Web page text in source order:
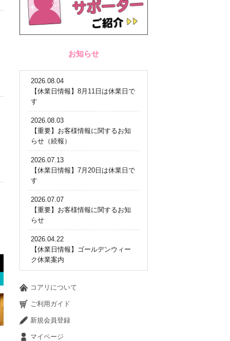
お知らせ
2026.08.04
【休業日情報】8月11日は休業日で
す
2026.08.03
【重要】お客様情報に関するお知
らせ（続報）
2026.07.13
【休業日情報】7月20日は休業日で
す
2026.07.07
【重要】お客様情報に関するお知
らせ
2026.04.22
【休業日情報】ゴールデンウィー
ク休業案内
コアリについて
ご利用ガイド
新規会員登録
マイページ